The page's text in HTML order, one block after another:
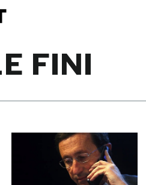
FINI